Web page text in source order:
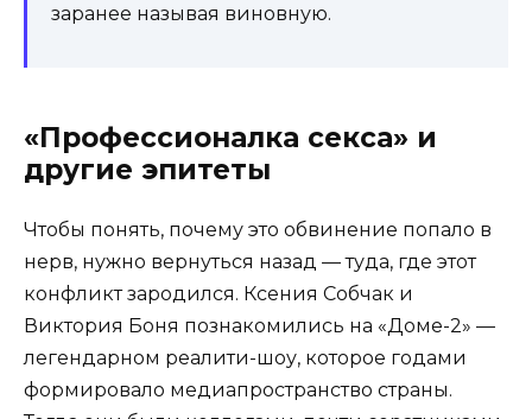
заранее называя виновную.
«Профессионалка секса» и
другие эпитеты
Чтобы понять, почему это обвинение попало в
нерв, нужно вернуться назад — туда, где этот
конфликт зародился. Ксения Собчак и
Виктория Боня познакомились на «Доме-2» —
легендарном реалити-шоу, которое годами
формировало медиапространство страны.